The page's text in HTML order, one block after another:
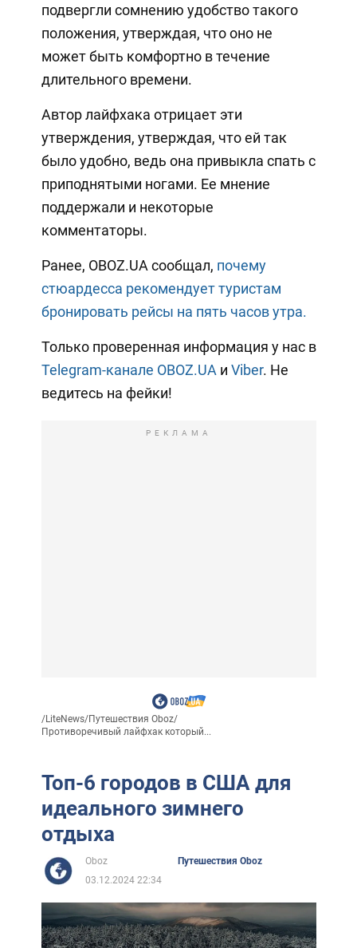
подвергли сомнению удобство такого
положения, утверждая, что оно не
может быть комфортно в течение
длительного времени.
Автор лайфхака отрицает эти
утверждения, утверждая, что ей так
было удобно, ведь она привыкла спать с
приподнятыми ногами. Ее мнение
поддержали и некоторые
комментаторы.
Ранее, OBOZ.UA сообщал, почему
cтюардесса рекомендует туристам
бронировать рейсы на пять часов утра.
Только проверенная информация у нас в
Telegram-канале OBOZ.UA и Viber. Не
ведитесь на фейки!
РЕКЛАМА
/LiteNews/Путешествия Oboz/
Противоречивый лайфхак который...
Топ-6 городов в США для
идеального зимнего
отдыха
Oboz
Путешествия Oboz
03.12.2024 22:34